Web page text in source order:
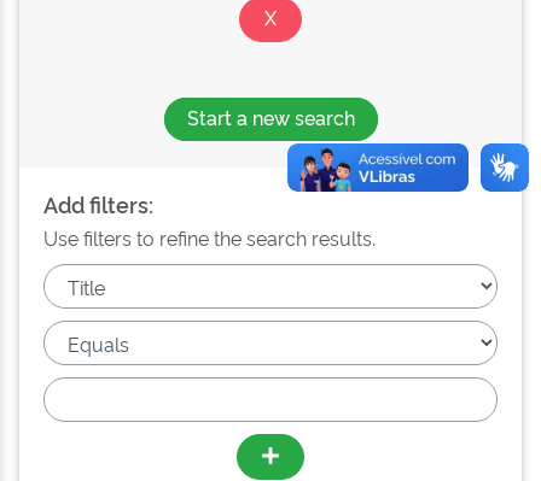
Start a new search
Add filters:
Use filters to refine the search results.